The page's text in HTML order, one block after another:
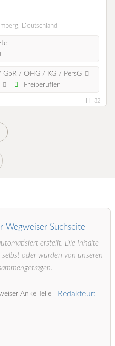
Deutschland
GbR / OHG / KG / PersG
Freiberufler
32
Wegweiser Suchseite
erstellt. Die Inhalte
oder wurden von unseren
Redakteur: